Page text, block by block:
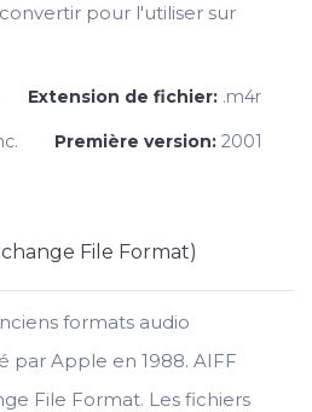
pour l'utiliser sur
Extension de fichier: .m4r
Première version: 2001
File Format)
formats audio
par Apple en 1988. AIFF
File Format. Les fichiers